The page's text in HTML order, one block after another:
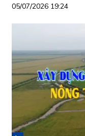
05/07/2026 19:24